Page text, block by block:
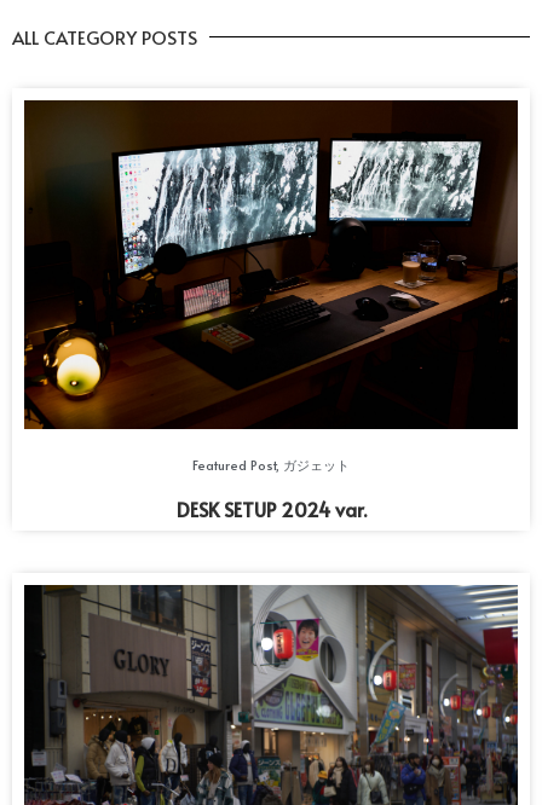
ALL CATEGORY POSTS
Featured Post, ガジェット
DESK SETUP 2024 var.